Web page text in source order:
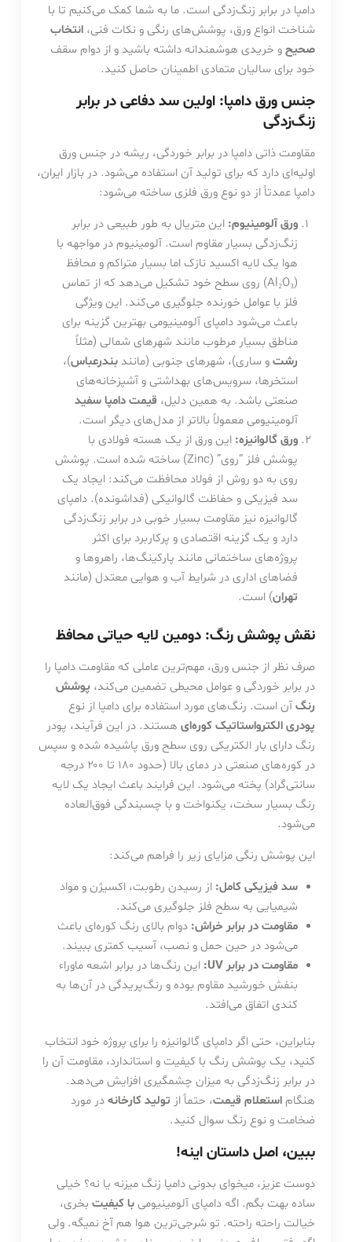
دامپا در برابر زنگ‌زدگی است. ما به شما کمک می‌کنیم تا با
شناخت انواع ورق، پوشش‌های رنگی و نکات فنی، انتخاب
صحیحو خریدی هوشمندانه داشته باشید و از دوام سقف
خود برای سالیان متمادی اطمینان حاصل کنید.
جنس ورق دامپا: اولین سد دفاعی در برابر
زنگ‌زدگی
مقاومت ذاتی دامپا در برابر خوردگی، ریشه در جنس ورق
اولیه‌ای دارد که برای تولید آن استفاده می‌شود. در بازار ایران،
دامپا عمدتاً از دو نوع ورق فلزی ساخته می‌شود:
ورق آلومینیوم: این متریال به طور طبیعی در برابر
زنگ‌زدگی بسیار مقاوم است. آلومینیوم در مواجهه با
هوا یک لایه اکسید نازک اما بسیار متراکم و محافظ
(Al₂O₃) روی سطح خود تشکیل می‌دهد که از تماس
فلز با عوامل خورنده جلوگیری می‌کند. این ویژگی
باعث می‌شود دامپای آلومینیومی بهترین گزینه برای
مناطق بسیار مرطوب مانند شهرهای شمالی (مثلاً
رشتو ساری)، شهرهای جنوبی (مانندبندرعباس)،
استخرها، سرویس‌های بهداشتی و آشپزخانه‌های
صنعتی باشد. به همین دلیل، قیمت دامپا سفید
آلومینیومی معمولاً بالاتر از مدل‌های دیگر است.
ورق گالوانیزه: این ورق از یک هسته فولادی با
پوشش فلز “روی” (Zinc) ساخته شده است. پوشش
روی به دو روش از فولاد محافظت می‌کند: ایجاد یک
سد فیزیکی و حفاظت گالوانیکی (فداشونده). دامپای
گالوانیزه نیز مقاومت بسیار خوبی در برابر زنگ‌زدگی
دارد و یک گزینه اقتصادی و پرکاربرد برای اکثر
پروژه‌های ساختمانی مانند پارکینگ‌ها، راهروها و
فضاهای اداری در شرایط آب و هوایی معتدل (مانند
تهران) است.
نقش پوشش رنگ: دومین لایه حیاتی محافظ
صرف نظر از جنس ورق، مهم‌ترین عاملی که مقاومت دامپا را
در برابر خوردگی و عوامل محیطی تضمین می‌کند، پوشش
رنگآن است. رنگ‌های مورد استفاده برای دامپا از نوع
پودری الکترواستاتیک کوره‌ایهستند. در این فرآیند، پودر
رنگ دارای بار الکتریکی روی سطح ورق پاشیده شده و سپس
در کوره‌های صنعتی در دمای بالا (حدود ۱۸۰ تا ۲۰۰ درجه
سانتی‌گراد) پخته می‌شود. این فرایند باعث ایجاد یک لایه
رنگ بسیار سخت، یکنواخت و با چسبندگی فوق‌العاده
می‌شود.
این پوشش رنگی مزایای زیر را فراهم می‌کند:
سد فیزیکی کامل: از رسیدن رطوبت، اکسیژن و مواد
شیمیایی به سطح فلز جلوگیری می‌کند.
مقاومت در برابر خراش: دوام بالای رنگ کوره‌ای باعث
می‌شود در حین حمل و نصب، آسیب کمتری ببیند.
مقاومت در برابر UV:
این رنگ‌ها در برابر اشعه ماوراء
بنفش خورشید مقاوم بوده و رنگ‌پریدگی در آن‌ها به
کندی اتفاق می‌افتد.
بنابراین، حتی اگر دامپای گالوانیزه را برای پروژه خود انتخاب
کنید، یک پوشش رنگ با کیفیت و استاندارد، مقاومت آن را
در برابر زنگ‌زدگی به میزان چشمگیری افزایش می‌دهد.
هنگام استعلام قیمت، حتماً از تولید کارخانهدر مورد
ضخامت و نوع رنگ سوال کنید.
ببین، اصل داستان اینه!
دوست عزیز، میخوای بدونی دامپا زنگ میزنه یا نه؟ خیلی
ساده بهت بگم. اگه دامپای آلومینیومی با کیفیتبخری،
خیالت راحته راحته. تو شرجی‌ترین هوا هم آخ نمیگه. ولی